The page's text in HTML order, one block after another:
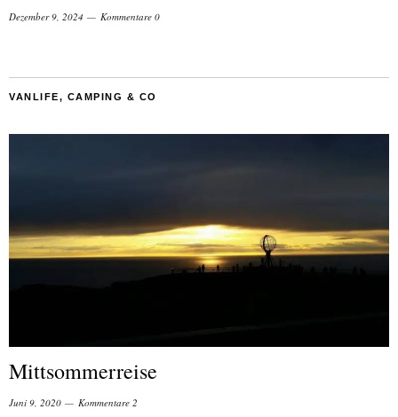
Dezember 9, 2024 Kommentare 0
VANLIFE, CAMPING & CO
Mittsommerreise
Juni 9, 2020 Kommentare 2